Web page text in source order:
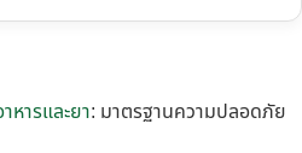
ารและยา: มาตรฐานความปลอดภัย